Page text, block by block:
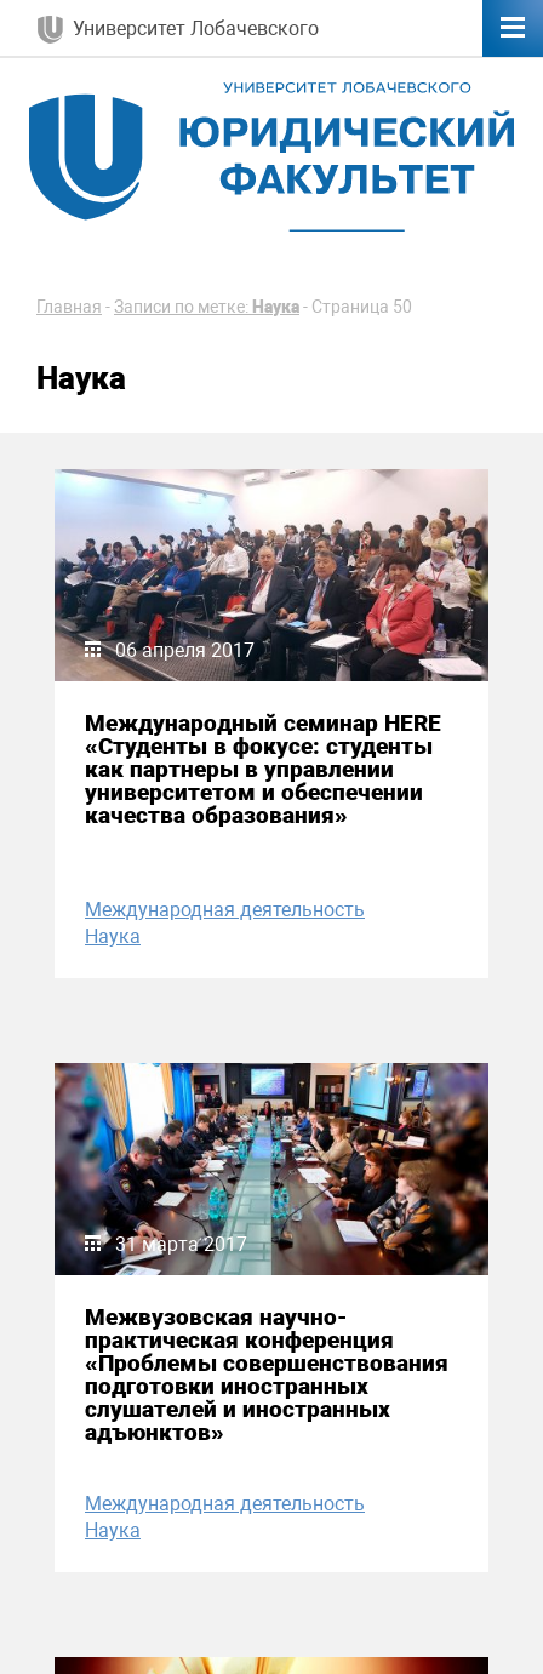
Университет Лобачевского
Главная -Записи по метке: Наука- Страница 50
Наука
06 апреля 2017
Международный семинар HERE
«Студенты в фокусе: студенты
как партнеры в управлении
университетом и обеспечении
качества образования»
Международная деятельность
Наука
31 марта 2017
Межвузовская научно-
практическая конференция
«Проблемы совершенствования
подготовки иностранных
слушателей и иностранных
адъюнктов»
Международная деятельность
Наука